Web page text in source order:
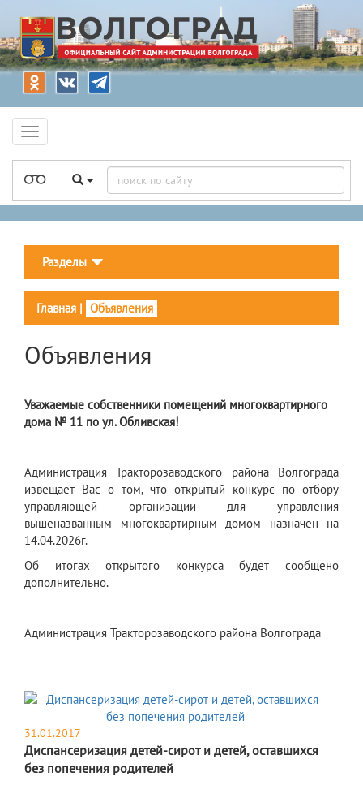
Разделы
Главная | Объявления
Объявления
Уважаемые собственники помещений многоквартирного
дома № 11 по ул. Обливская!
Администрация Тракторозаводского района Волгограда
извещает Вас о том, что открытый конкурс по отбору
управляющей организации для управления
вышеназванным многоквартирным домом назначен на
14.04.2026г.
Об итогах открытого конкурса будет сообщено
дополнительно.
Администрация Тракторозаводского района Волгограда
31.01.2017
Диспансеризация детей-сирот и детей, оставшихся
без попечения родителей